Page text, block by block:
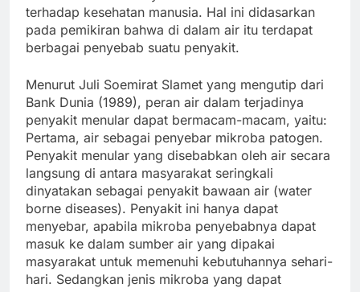
terhadap kesehatan manusia. Hal ini didasarkan
pada pemikiran bahwa di dalam air itu terdapat
berbagai penyebab suatu penyakit.
Menurut Juli Soemirat Slamet yang mengutip dari
Bank Dunia (1989), peran air dalam terjadinya
penyakit menular dapat bermacam-macam, yaitu:
Pertama, air sebagai penyebar mikroba patogen.
Penyakit menular yang disebabkan oleh air secara
langsung di antara masyarakat seringkali
dinyatakan sebagai penyakit bawaan air (water
borne diseases). Penyakit ini hanya dapat
menyebar, apabila mikroba penyebabnya dapat
masuk ke dalam sumber air yang dipakai
masyarakat untuk memenuhi kebutuhannya sehari-
hari. Sedangkan jenis mikroba yang dapat